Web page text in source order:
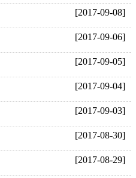
[2017-09-08]
[2017-09-06]
[2017-09-05]
[2017-09-04]
[2017-09-03]
[2017-08-30]
[2017-08-29]